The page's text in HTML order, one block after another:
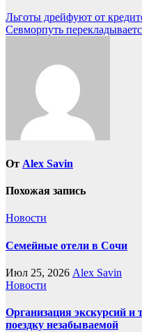
Навигация
по
Льготы дрейфуют от
Севморпуть
От Alex Savin
Похожая запись
Новости
Семейные отели в Сочи
Июл 25, 2026 Alex Savin
Новости
Организация экскурсий и
поездку незабываемой